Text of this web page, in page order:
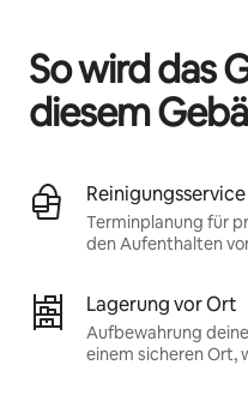
So wird das
diesem
Reinigungsservice
Terminplanung für
den Aufenthalten
Lagerung vor Ort
Aufbewahrung
einem sicheren Ort,